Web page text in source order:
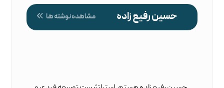
حسین رفیع زاده مشاهده نوشته ها